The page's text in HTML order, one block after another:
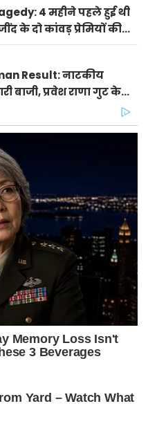
4 महीने पहले हुई थी
के दो कांवड़ प्रेमियों की
Result: नाटकीय
बाजी, प्रवेश राणा गुट के